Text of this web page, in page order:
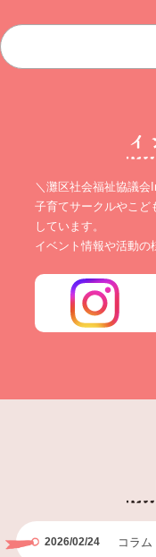
＼灘区社会福祉協議会
子育てサークルやこど
しています。
イベント情報や活動の
2026/02/24 コラ